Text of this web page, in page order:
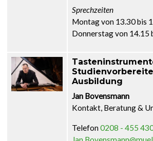
Sprechzeiten
Montag von 13.30 bis
Donnerstag von 14.15
Ausbildung
Jan Bovensmann
Kontakt, Beratung &
Telefon0208 - 455